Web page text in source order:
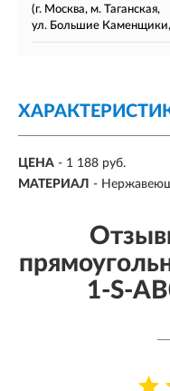
(г. Москва, м. Таганская,
ул. Большие Каменщики,
ЦЕНА - 1 188 руб.
МАТЕРИАЛ -
1-S-